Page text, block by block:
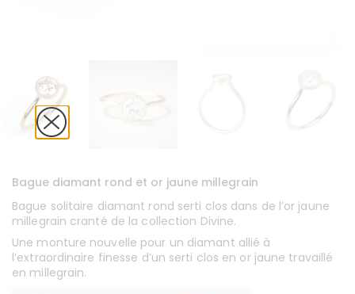
Bague diamant rond et or jaune millegrain
Bague solitaire diamant rond serti clos dans de l’or jaune
millegrain cranté de la collection Divine.
Une monture nouvelle pour un diamant allié à
l’extraordinaire finesse d’un serti clos en or jaune travaillé
en millegrain.